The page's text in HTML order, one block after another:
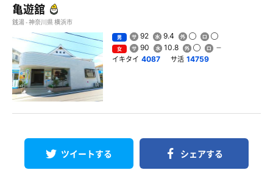
亀遊舘
銭湯 - 神奈川県 横浜市
男 92 9.4
女 90 10.8
イキタイ 4087 サ活 14759
ツイートする シェアする